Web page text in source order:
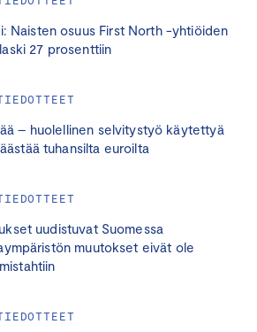
Naisten osuus First North -yhtiöiden
27 prosenttiin
– huolellinen selvitystyö käytettyä
tuhansilta euroilta
uudistuvat Suomessa
muutokset eivät ole